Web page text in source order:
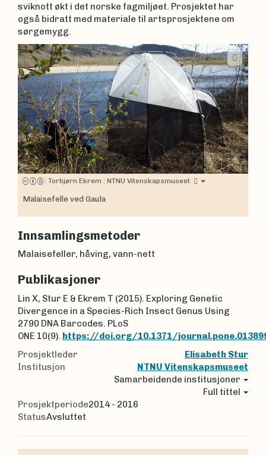
sviknott økt i det norske fagmiljøet. Prosjektet har
også bidratt med materiale til artsprosjektene om
sørgemygg.
| Torbjørn Ekrem | NTNU Vitenskapsmuseet
Malaisefelle ved Gaula
Innsamlingsmetoder
Malaisefeller, håving, vann-nett
Publikasjoner
Lin X, Stur E & Ekrem T (2015). Exploring Genetic
Divergence in a Species-Rich Insect Genus Using
2790 DNA Barcodes. PLoS
ONE 10(9). https://doi.org/10.1371/
Prosjektleder
Elisabeth Stur
Institusjon
NTNU Vitenskapsmuseet
Samarbeidende institusjoner
Full tittel
Prosjektperiode2014 - 2016
StatusAvsluttet